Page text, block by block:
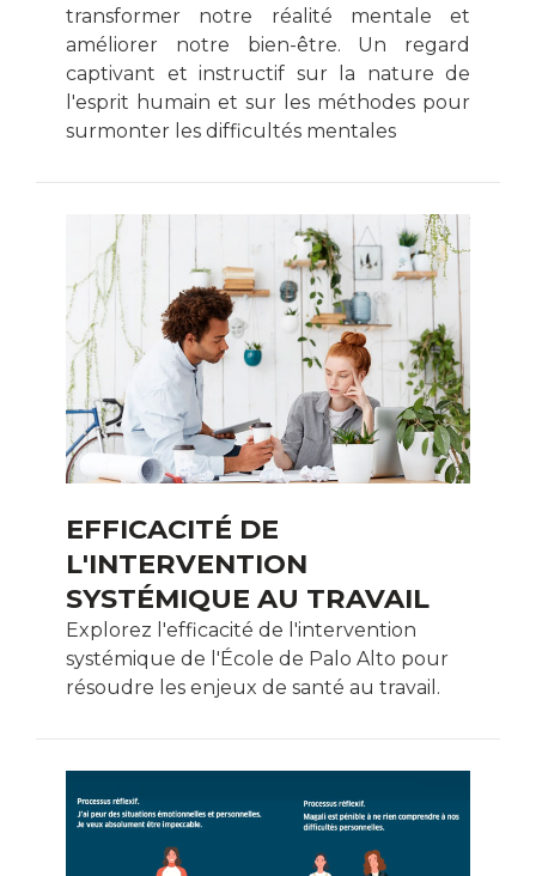
transformer notre réalité mentale et
améliorer notre bien-être. Un regard
captivant et instructif sur la nature de
l'esprit humain et sur les méthodes pour
surmonter les difficultés mentales
EFFICACITÉ DE
L'INTERVENTION
SYSTÉMIQUE AU TRAVAIL
Explorez l'efficacité de l'intervention
systémique de l'École de Palo Alto pour
résoudre les enjeux de santé au travail.